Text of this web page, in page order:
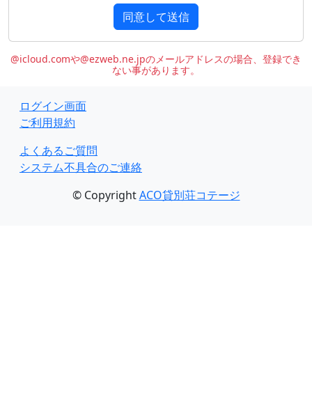
同意して送信
@icloud.comや@ezweb.ne.jpのメールアドレスの場合、登録でき
ない事があります。
ログイン画面
ご利用規約
よくあるご質問
システム不具合のご連絡
© CopyrightACO貸別荘コテージ